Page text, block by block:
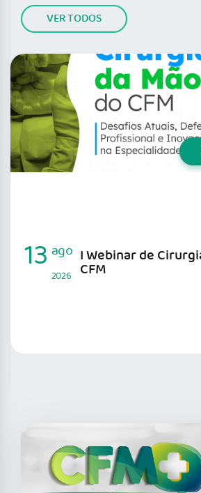
VER TODOS
I Webinar de
CFM
13 ago
2026